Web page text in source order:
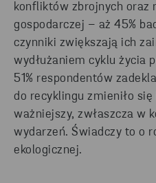
konfliktów zbrojnych oraz
gospodarczej – aż 45%
czynniki zwiększają ich
wydłużaniem cyklu życia
51% respondentów
do recyklingu zmieniło
ważniejszy, zwłaszcza w
wydarzeń. Świadczy to o
ekologicznej.